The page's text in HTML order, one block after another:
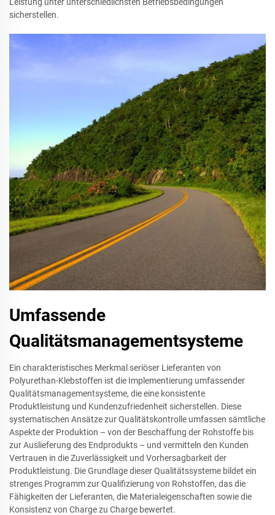
sicherstellen.
Umfassende
Qualitätsmanagementsysteme
Ein charakteristisches Merkmal seriöser Lieferanten von
Polyurethan-Klebstoffen ist die Implementierung umfassender
Qualitätsmanagementsysteme, die eine konsistente
Produktleistung und Kundenzufriedenheit sicherstellen. Diese
systematischen Ansätze zur Qualitätskontrolle umfassen sämtliche
Aspekte der Produktion – von der Beschaffung der Rohstoffe bis
zur Auslieferung des Endprodukts – und vermitteln den Kunden
Vertrauen in die Zuverlässigkeit und Vorhersagbarkeit der
Produktleistung. Die Grundlage dieser Qualitätssysteme bildet ein
strenges Programm zur Qualifizierung von Rohstoffen, das die
Fähigkeiten der Lieferanten, die Materialeigenschaften sowie die
Konsistenz von Charge zu Charge bewertet.